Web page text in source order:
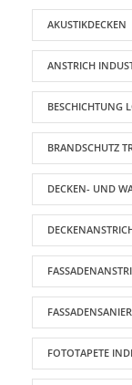
AKUSTIKDECKEN
ANSTRICH
BESCHICHTUNG
BRANDSCHUTZ
DECKEN- UND
FOTOTAPETE